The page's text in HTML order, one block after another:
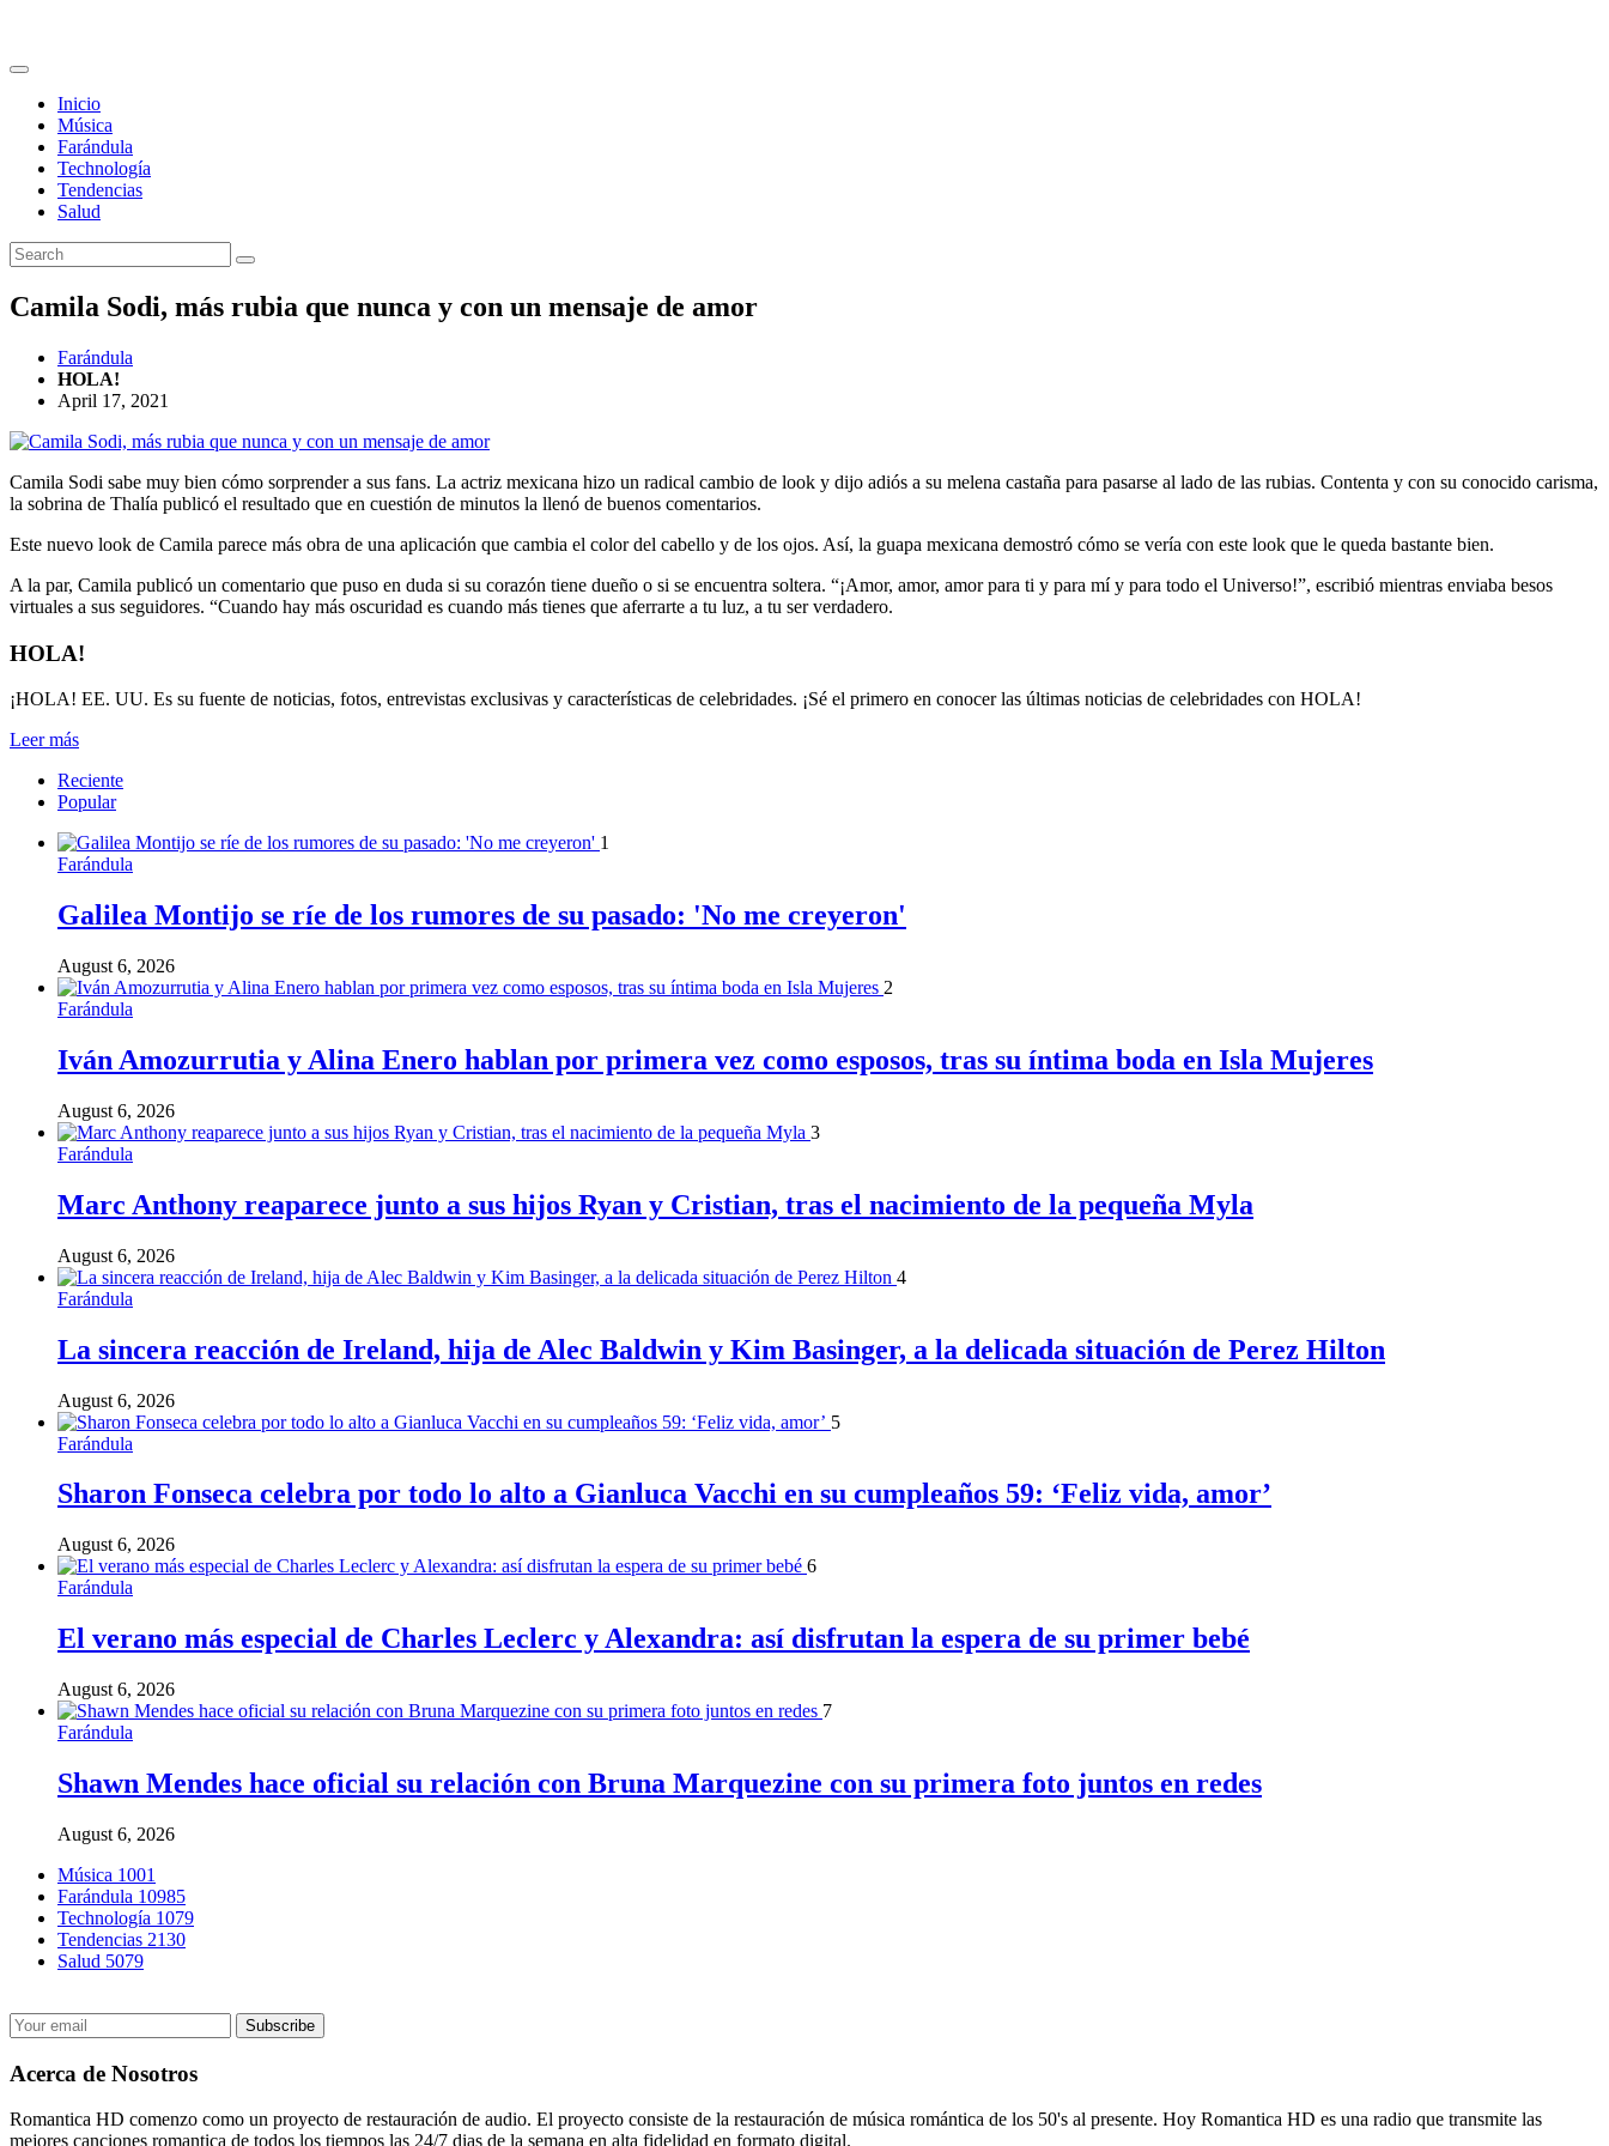
Inicio
Música
Farándula
Technología
Tendencias
Salud
Camila Sodi, más rubia que nunca y con un mensaje de amor
Farándula
HOLA!
April 17, 2021
Camila Sodi sabe muy bien cómo sorprender a sus fans. La actriz mexicana hizo un radical cambio de look y dijo adiós a su melena castaña para pasarse al lado de las rubias. Contenta y con su conocido carisma,
la sobrina de Thalía publicó el resultado que en cuestión de minutos la llenó de buenos comentarios.
Este nuevo look de Camila parece más obra de una aplicación que cambia el color del cabello y de los ojos. Así, la guapa mexicana demostró cómo se vería con este look que le queda bastante bien.
A la par, Camila publicó un comentario que puso en duda si su corazón tiene dueño o si se encuentra soltera. “¡Amor, amor, amor para ti y para mí y para todo el Universo!”, escribió mientras enviaba besos
virtuales a sus seguidores. “Cuando hay más oscuridad es cuando más tienes que aferrarte a tu luz, a tu ser verdadero.
HOLA!
¡HOLA! EE. UU. Es su fuente de noticias, fotos, entrevistas exclusivas y características de celebridades. ¡Sé el primero en conocer las últimas noticias de celebridades con HOLA!
Leer más
Reciente
Popular
1
Farándula
Galilea Montijo se ríe de los rumores de su pasado: 'No me creyeron'
August 6, 2026
2
Farándula
Iván Amozurrutia y Alina Enero hablan por primera vez como esposos, tras su íntima boda en Isla Mujeres
August 6, 2026
3
Farándula
Marc Anthony reaparece junto a sus hijos Ryan y Cristian, tras el nacimiento de la pequeña Myla
August 6, 2026
4
Farándula
La sincera reacción de Ireland, hija de Alec Baldwin y Kim Basinger, a la delicada situación de Perez Hilton
August 6, 2026
5
Farándula
Sharon Fonseca celebra por todo lo alto a Gianluca Vacchi en su cumpleaños 59: ‘Feliz vida, amor’
August 6, 2026
6
Farándula
El verano más especial de Charles Leclerc y Alexandra: así disfrutan la espera de su primer bebé
August 6, 2026
7
Farándula
Shawn Mendes hace oficial su relación con Bruna Marquezine con su primera foto juntos en redes
August 6, 2026
Música 1001
Farándula 10985
Technología 1079
Tendencias 2130
Salud 5079
Acerca de Nosotros
Romantica HD comenzo como un proyecto de restauración de audio. El proyecto consiste de la restauración de música romántica de los 50's al presente. Hoy Romantica HD es una radio que transmite las
mejores canciones romantica de todos los tiempos las 24/7 dias de la semana en alta fidelidad en formato digital.